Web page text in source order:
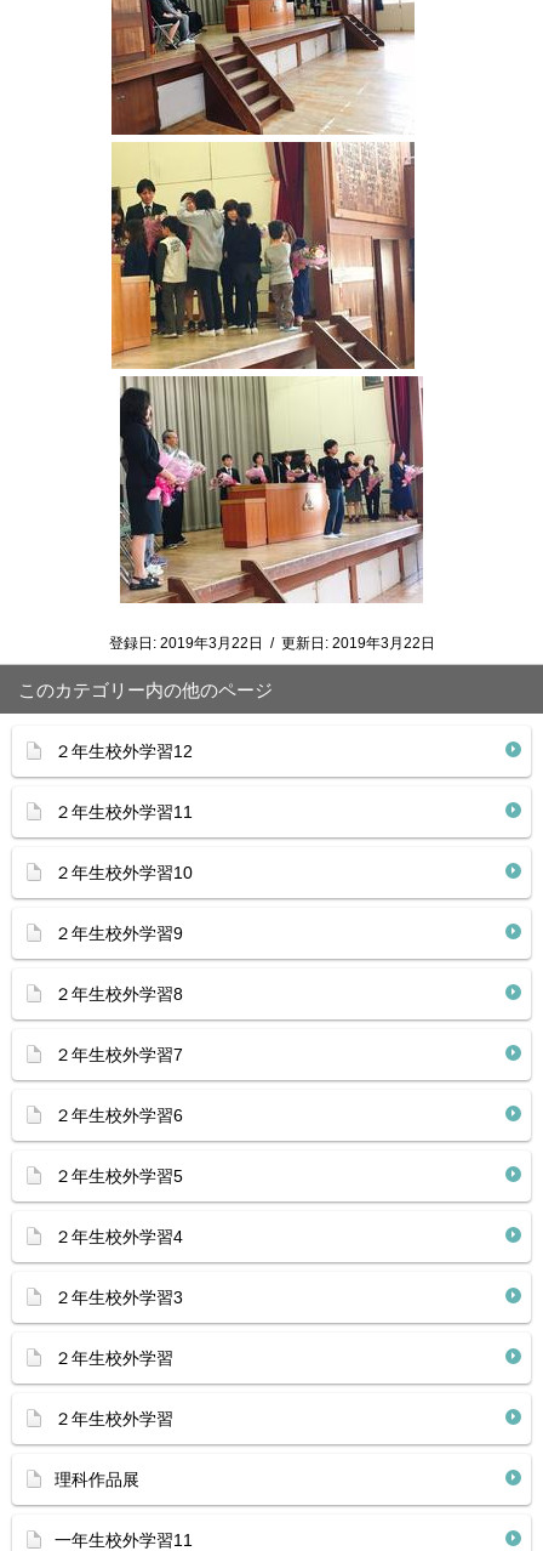
登録日: 2019年3月22日 / 更新日: 2019年3月22日
このカテゴリー内の他のページ
２年生校外学習12
２年生校外学習11
２年生校外学習10
２年生校外学習9
２年生校外学習8
２年生校外学習7
２年生校外学習6
２年生校外学習5
２年生校外学習4
２年生校外学習3
２年生校外学習
２年生校外学習
理科作品展
一年生校外学習11